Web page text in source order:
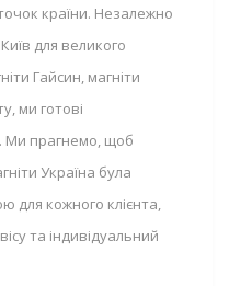
країни. Незалежно
для великого
Гайсин, магніти
ми готові
Ми прагнемо, щоб
Україна була
для кожного клієнта,
та індивідуальний